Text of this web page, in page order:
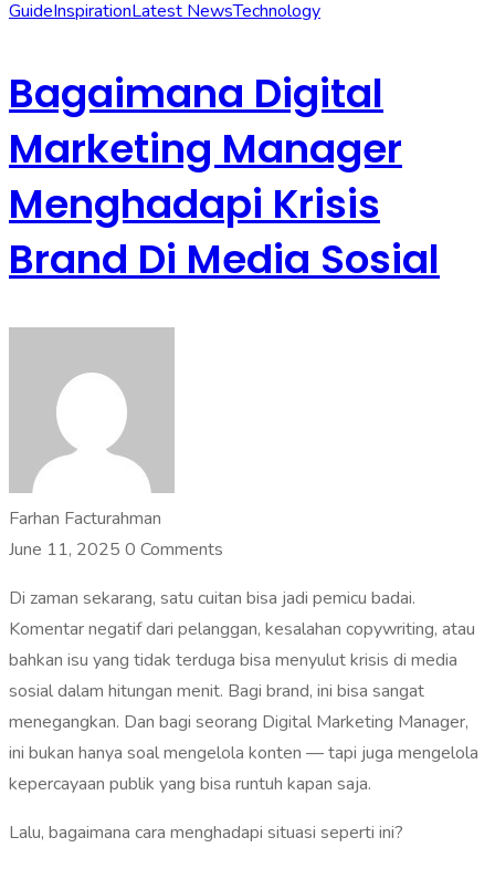
GuideInspirationLatest NewsTechnology
Bagaimana Digital
Marketing Manager
Menghadapi Krisis
Brand Di Media Sosial
Farhan Facturahman
June 11, 2025 0 Comments
Di zaman sekarang, satu cuitan bisa jadi pemicu badai.
Komentar negatif dari pelanggan, kesalahan copywriting, atau
bahkan isu yang tidak terduga bisa menyulut krisis di media
sosial dalam hitungan menit. Bagi brand, ini bisa sangat
menegangkan. Dan bagi seorang Digital Marketing Manager,
ini bukan hanya soal mengelola konten — tapi juga mengelola
kepercayaan publik yang bisa runtuh kapan saja.
Lalu, bagaimana cara menghadapi situasi seperti ini?